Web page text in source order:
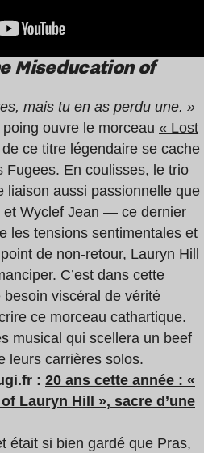
Miseducation of
mais tu en as perdu une. »
ouvre le morceau « Lost
ce titre légendaire se cache
Fugees. En coulisses, le trio
liaison aussi passionnelle que
et Wyclef Jean — ce dernier
les tensions sentimentales et
de non-retour, Lauryn Hill
C’est dans cette
viscéral de vérité
ce morceau cathartique.
musical qui scellera un beef
leurs carrières solos.
: 20 ans cette année : «
Lauryn Hill », sacre d’une
était si bien gardé que Pras,